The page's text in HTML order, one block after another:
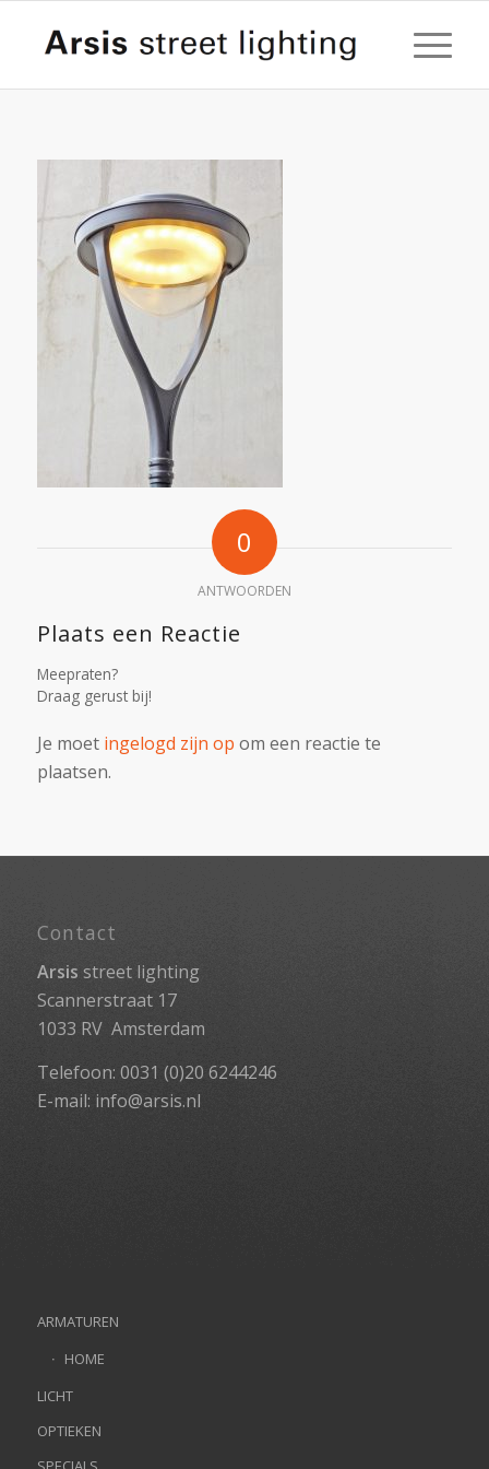
0
ANTWOORDEN
Plaats een Reactie
Meepraten?
Draag gerust bij!
Je moet ingelogd zijn op om een reactie te
plaatsen.
Contact
Arsis street lighting
Scannerstraat 17
1033 RV Amsterdam
Telefoon: 0031 (0)20 6244246
E-mail: info@arsis.nl
ARMATUREN
HOME
LICHT
OPTIEKEN